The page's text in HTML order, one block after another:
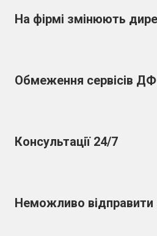
На фірмі змінюють
Обмеження сервісів
Консультації 24/7
Неможливо відправити